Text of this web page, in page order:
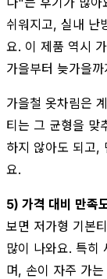
쉬워지고, 실내 난
요. 이 제품 역시
가을부터 늦가을
가을철 옷차림은
티는 그 균형을 맞
하지 않아도 되고,
요.
5) 가격 대비 만족
보면 저가형 기본
많이 나와요. 특히
며, 손이 자주 가